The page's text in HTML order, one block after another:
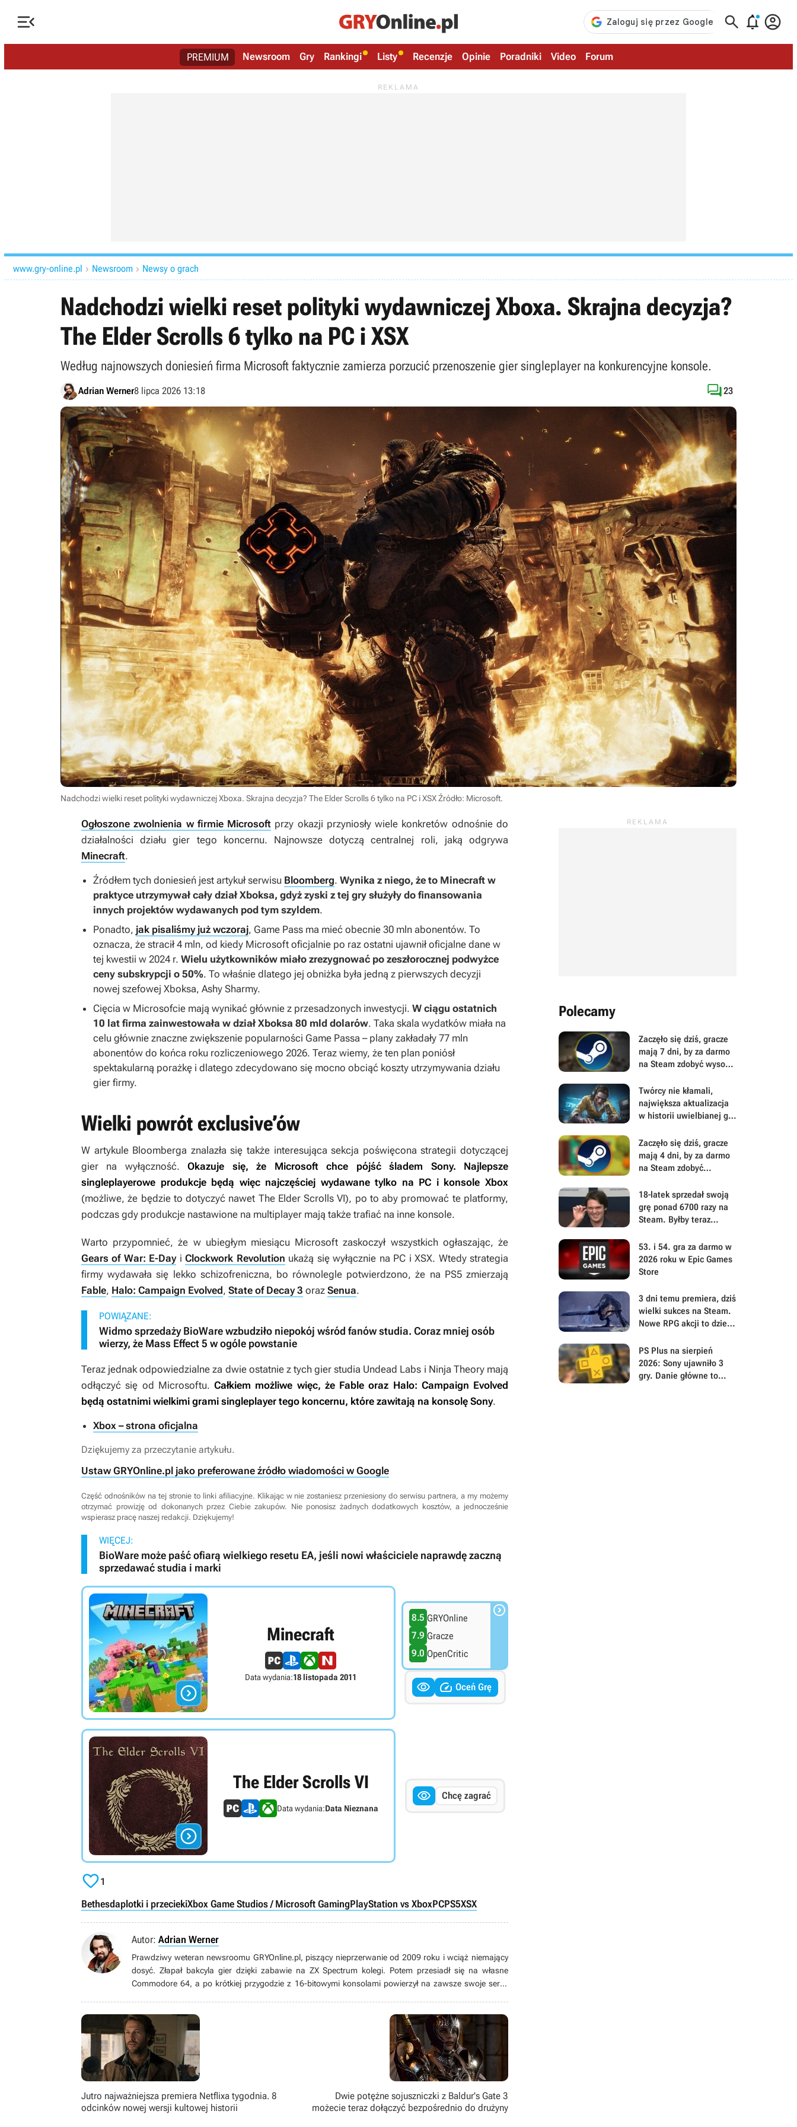
   
PREMIUM Newsroom Gry Rankingi Listy Recenzje Opinie Poradniki Video Forum
www.gry-online.pl  Newsroom  Newsy o grach
Nadchodzi wielki reset polityki wydawniczej Xboxa. Skrajna decyzja?
The Elder Scrolls 6 tylko na PC i XSX
Według najnowszych doniesień firma Microsoft faktycznie zamierza porzucić przenoszenie gier singleplayer na konkurencyjne konsole.
Adrian Werner8 lipca 2026 13:18 23
Nadchodzi wielki reset polityki wydawniczej Xboxa. Skrajna decyzja? The Elder Scrolls 6 tylko na PC i XSXŹródło: Microsoft.
Ogłoszone zwolnienia w firmie Microsoft przy okazji przyniosły wiele konkretów odnośnie do
działalności działu gier tego koncernu. Najnowsze dotyczą centralnej roli, jaką odgrywa
Minecraft.
Źródłem tych doniesień jest artykuł serwisu Bloomberg. Wynika z niego, że to Minecraft w
praktyce utrzymywał cały dział Xboksa, gdyż zyski z tej gry służyły do finansowania
innych projektów wydawanych pod tym szyldem.
Ponadto, jak pisaliśmy już wczoraj, Game Pass ma mieć obecnie 30 mln abonentów. To
oznacza, że stracił 4 mln, od kiedy Microsoft oficjalnie po raz ostatni ujawnił oficjalne dane w
tej kwestii w 2024 r. Wielu użytkowników miało zrezygnować po zeszłorocznej podwyżce
ceny subskrypcji o 50%. To właśnie dlatego jej obniżka była jedną z pierwszych decyzji
nowej szefowej Xboksa, Ashy Sharmy.
Cięcia w Microsofcie mają wynikać głównie z przesadzonych inwestycji. W ciągu ostatnich
10 lat firma zainwestowała w dział Xboksa 80 mld dolarów. Taka skala wydatków miała na
celu głównie znaczne zwiększenie popularności Game Passa – plany zakładały 77 mln
abonentów do końca roku rozliczeniowego 2026. Teraz wiemy, że ten plan poniósł
spektakularną porażkę i dlatego zdecydowano się mocno obciąć koszty utrzymywania działu
gier firmy.
Wielki powrót exclusive’ów
W artykule Bloomberga znalazła się także interesująca sekcja poświęcona strategii dotyczącej
gier na wyłączność.Okazuje się, że Microsoft chce pójść śladem Sony. Najlepsze
singleplayerowe produkcje będą więc najczęściej wydawane tylko na PC i konsole Xbox
(możliwe, że będzie to dotyczyć nawet The Elder Scrolls VI), po to aby promować te platformy,
podczas gdy produkcje nastawione na multiplayer mają także trafiać na inne konsole.
Warto przypomnieć, że w ubiegłym miesiącu Microsoft zaskoczył wszystkich ogłaszając, że
Gears of War: E-DayiClockwork Revolution ukażą się wyłącznie na PC i XSX. Wtedy strategia
firmy wydawała się lekko schizofreniczna, bo równolegle potwierdzono, że na PS5 zmierzają
Fable, Halo: Campaign Evolved, State of Decay 3 oraz Senua.
POWIĄZANE:
Widmo sprzedaży BioWare wzbudziło niepokój wśród fanów studia. Coraz mniej osób
wierzy, że Mass Effect 5 w ogóle powstanie
Teraz jednak odpowiedzialne za dwie ostatnie z tych gier studia Undead Labs i Ninja Theory mają
odłączyć się od Microsoftu. Całkiem możliwe więc, że Fable oraz Halo: Campaign Evolved
będą ostatnimi wielkimi grami singleplayer tego koncernu, które zawitają na konsolę Sony.
Xbox – strona oficjalna
Dziękujemy za przeczytanie artykułu.
Ustaw GRYOnline.pl jako preferowane źródło wiadomości w Google
Część odnośników na tej stronie to linki afiliacyjne. Klikając w nie zostaniesz przeniesiony do serwisu partnera, a my możemy
otrzymać prowizję od dokonanych przez Ciebie zakupów. Nie ponosisz żadnych dodatkowych kosztów, a jednocześnie
wspierasz pracę naszej redakcji. Dziękujemy!
WIĘCEJ:
BioWare może paść ofiarą wielkiego resetu EA, jeśli nowi właściciele naprawdę zaczną
sprzedawać studia i marki

Minecraft
Data wydania:18 listopada 2011
8.5 GRYOnline
7.9 Gracze
9.0 OpenCritic

  Oceń Grę

The Elder Scrolls VI
Data wydania:Data Nieznana
 Chcę zagrać
1
Bethesdaplotki i przeciekiXbox Game Studios / Microsoft GamingPlayStation vs XboxPCPS5XSX
Autor: Adrian Werner
Prawdziwy weteran newsroomu GRYOnline.pl, piszący nieprzerwanie od 2009 roku i wciąż niemający
dosyć. Złapał bakcyla gier dzięki zabawie na ZX Spectrum kolegi. Potem przesiadł się na własne
Commodore 64, a po krótkiej przygodzie z 16-bitowymi konsolami powierzył na zawsze swoje serce
książek, seriali, filmów i komiksów.
Jutro najważniejsza premiera Netflixa tygodnia. 8
odcinków nowej wersji kultowej historii
Dwie potężne sojuszniczki z Baldur's Gate 3
możecie teraz dołączyć bezpośrednio do drużyny
Polecamy
Zaczęło się dziś, gracze
mają 7 dni, by za darmo
na Steam zdobyć wysoko
postapokaliptyczną
strzelankę
Twórcy nie kłamali,
największa aktualizacja
w historii uwielbianej gry
jest gigantyczna. Build
42 ulepsza Project
Zomboid w każdym calu
Zaczęło się dziś, gracze
mają 4 dni, by za darmo
na Steam zdobyć
fantasy od polskiego
wydawcy. To prezent z
okazji ważnego
18-latek sprzedał swoją
grę ponad 6700 razy na
Steam. Byłby teraz
kupujących nie dokonało
zwrotu
53. i 54. gra za darmo w
2026 roku w Epic Games
Store
3 dni temu premiera, dziś
wielki sukces na Steam.
Nowe RPG akcji to dzieło
który zaspokoił
odwieczne pragnienie
wielu graczy
PS Plus na sierpień
2026: Sony ujawniło 3
gry. Danie główne to